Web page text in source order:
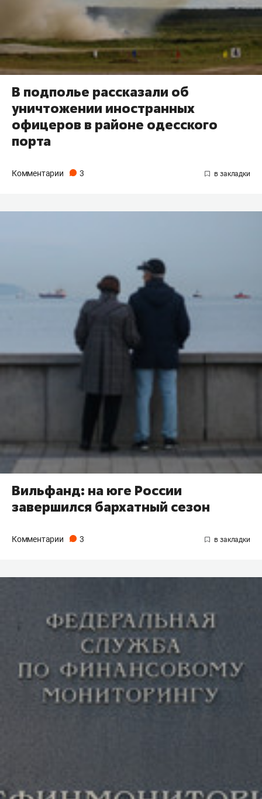
В подполье рассказали об
уничтожении иностранных
офицеров в районе одесского
порта
Комментарии 3
Вильфанд: на юге России
завершился бархатный сезон
Комментарии 3